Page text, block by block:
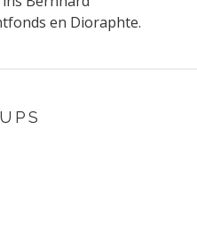
en Dioraphte.